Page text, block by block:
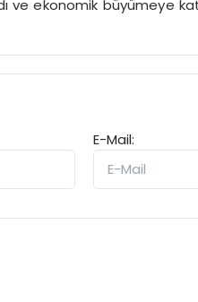
ve ekonomik büyümeye
E-Mail: